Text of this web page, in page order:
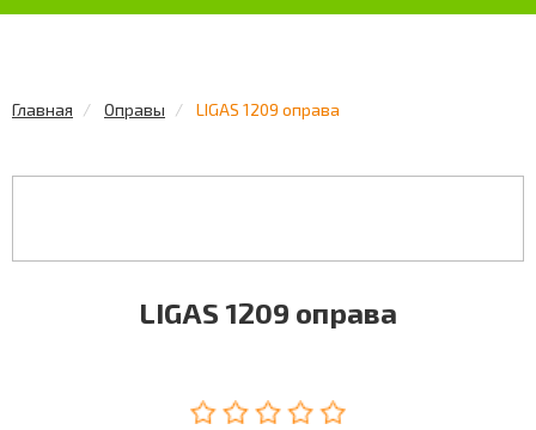
Главная Оправы LIGAS 1209 оправа
LIGAS 1209 оправа